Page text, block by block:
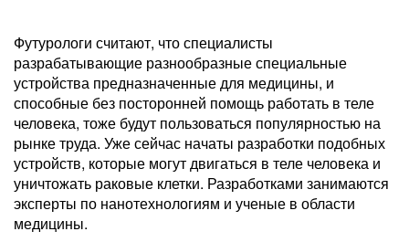
Футурологи считают, что специалисты
разрабатывающие разнообразные специальные
устройства предназначенные для медицины, и
способные без посторонней помощь работать в теле
человека, тоже будут пользоваться популярностью на
рынке труда. Уже сейчас начаты разработки подобных
устройств, которые могут двигаться в теле человека и
уничтожать раковые клетки. Разработками занимаются
эксперты по нанотехнологиям и ученые в области
медицины.